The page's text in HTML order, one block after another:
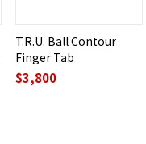
T.R.U. Ball Contour
Finger Tab
$3,800